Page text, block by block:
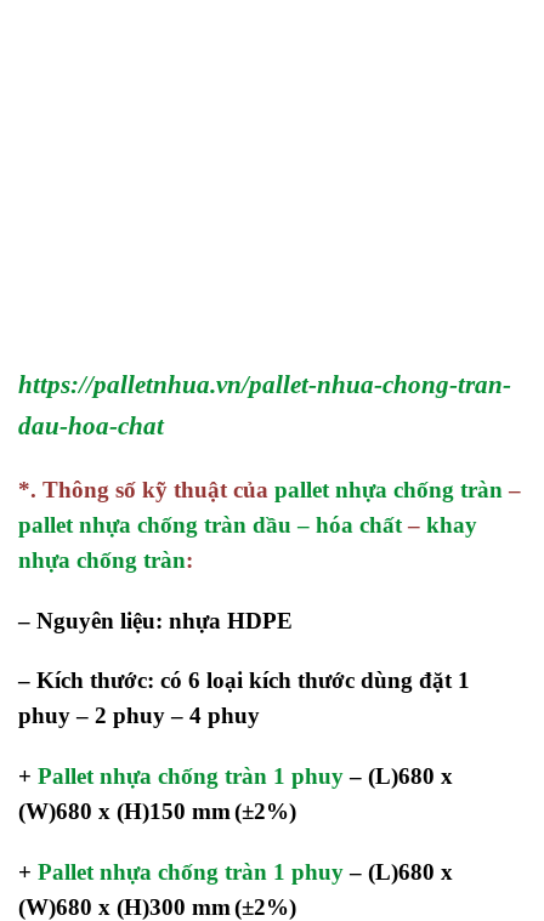
https://palletnhua.vn/pallet-nhua-chong-tran-
dau-hoa-chat
*. Thông số kỹ thuật của pallet nhựa chống tràn –
pallet nhựa chống tràn dầu – hóa chất– khay
nhựa chống tràn:
– Nguyên liệu: nhựa HDPE
– Kích thước: có 6 loại kích thước dùng đặt 1
phuy – 2 phuy – 4 phuy
+ Pallet nhựa chống tràn 1 phuy– (L)680 x
(W)680 x (H)150 mm(±2%)
+ Pallet nhựa chống tràn 1 phuy– (L)680 x
(W)680 x (H)300 mm(±2%)